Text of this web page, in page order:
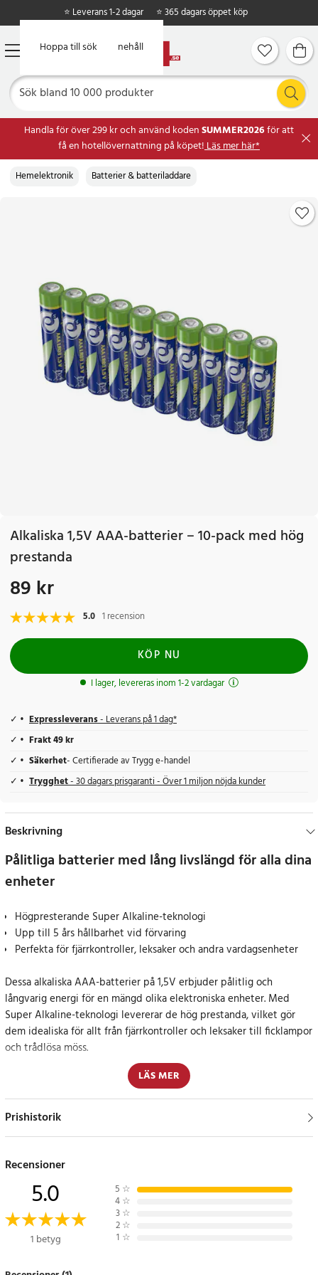
Hoppa till huvudinnehåll
Hoppa till sök
⭐ Leverans 1-2 dagar ⭐ 365 dagars öppet köp
Handla för över 299 kr och använd kodenSUMMER2026för att
få en hotellövernattning på köpet!Läs mer här*
Hemelektronik Batterier & batteriladdare
Alkaliska 1,5V AAA-batterier – 10-pack med hög
prestanda
Pris: 89 kr
89 kr
5.0 1 recension
KÖP NU
I lager, levereras inom 1-2 vardagar
Expressleverans- Leverans på 1 dag*
Frakt 49 kr
Säkerhet- Certifierade av Trygg e-handel
Trygghet- 30 dagars prisgaranti - Över 1 miljon nöjda kunder
Beskrivning
Pålitliga batterier med lång livslängd för alla dina
enheter
Högpresterande Super Alkaline-teknologi
Upp till 5 års hållbarhet vid förvaring
Perfekta för fjärrkontroller, leksaker och andra vardagsenheter
Dessa alkaliska AAA-batterier på 1,5V erbjuder pålitlig och
långvarig energi för en mängd olika elektroniska enheter. Med
Super Alkaline-teknologi levererar de hög prestanda, vilket gör
dem idealiska för allt från fjärrkontroller och leksaker till ficklampor
och trådlösa möss.
Med en hållbarhet på upp till 5 år vid förvaring är de ett utmärkt
val för att ha i reserv hemma eller på kontoret. Batterierna är för
engångsbruk och ger stabil energi utan att behöva laddas om.
nära till hands, oavsett om det är för nödsituationer eller
vardagligt bruk.
Specifikation
LÄS MER
Prishistorik
Recensioner
5.0
1 betyg
5 ☆
4 ☆
3 ☆
2 ☆
1 ☆